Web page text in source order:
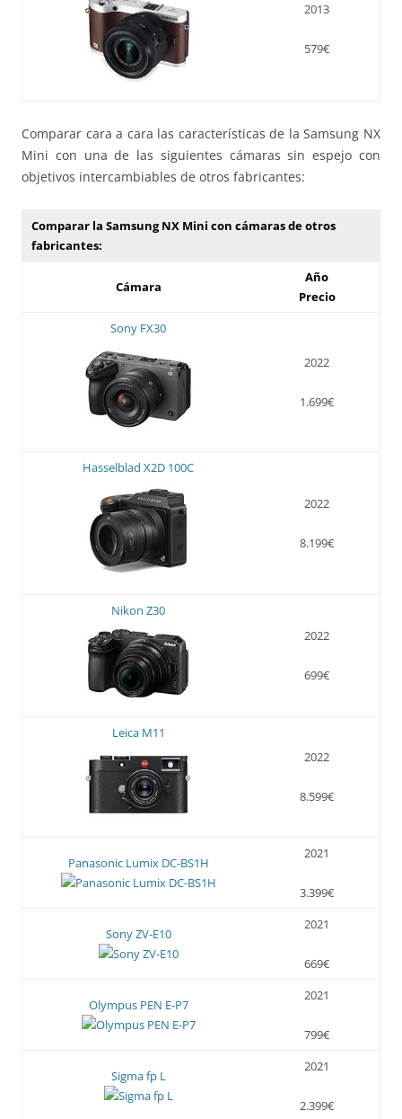
2013
579€
Comparar cara a cara las características de la Samsung NX
Mini con una de las siguientes cámaras sin espejo con
objetivos intercambiables de otros fabricantes:
Comparar la Samsung NX Mini con cámaras de otros
fabricantes:
Cámara
Año
Precio
Sony FX30
2022
1.699€
Hasselblad X2D 100C
2022
8.199€
Nikon Z30
2022
699€
Leica M11
2022
8.599€
Panasonic Lumix DC-BS1H
2021
3.399€
Sony ZV-E10
2021
669€
Olympus PEN E-P7
2021
799€
Sigma fp L
2021
2.399€